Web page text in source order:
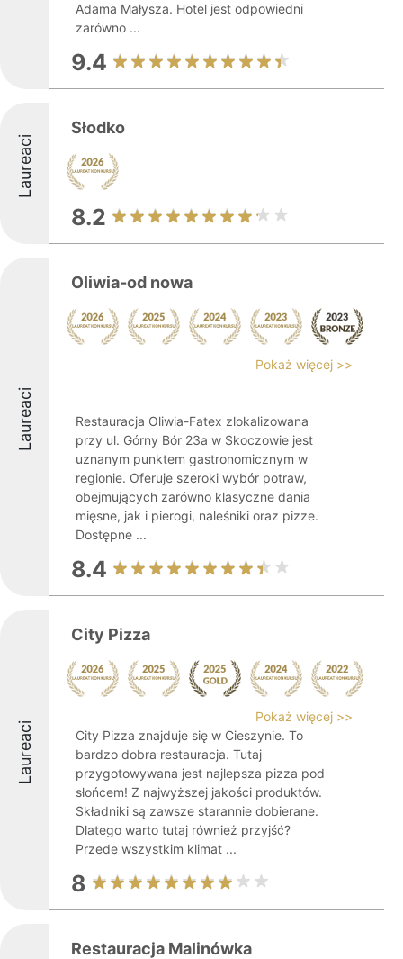
Adama Małysza. Hotel jest odpowiedni
zarówno ...
9.4
Laureaci
Słodko
8.2
Laureaci
Oliwia-od nowa
Pokaż więcej >>
Restauracja Oliwia-Fatex zlokalizowana
przy ul. Górny Bór 23a w Skoczowie jest
uznanym punktem gastronomicznym w
regionie. Oferuje szeroki wybór potraw,
obejmujących zarówno klasyczne dania
mięsne, jak i pierogi, naleśniki oraz pizze.
Dostępne ...
8.4
Laureaci
City Pizza
Pokaż więcej >>
City Pizza znajduje się w Cieszynie. To
bardzo dobra restauracja. Tutaj
przygotowywana jest najlepsza pizza pod
słońcem! Z najwyższej jakości produktów.
Składniki są zawsze starannie dobierane.
Dlatego warto tutaj również przyjść?
Przede wszystkim klimat ...
8
Restauracja Malinówka